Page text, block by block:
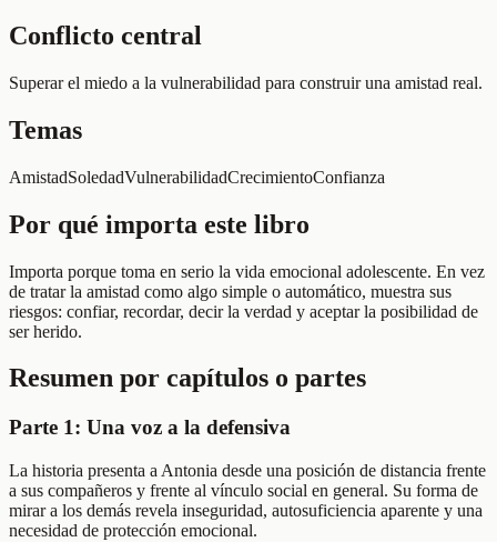
Conflicto central
Superar el miedo a la vulnerabilidad para construir una amistad real.
Temas
AmistadSoledadVulnerabilidadCrecimientoConfianza
Por qué importa este libro
Importa porque toma en serio la vida emocional adolescente. En vez
de tratar la amistad como algo simple o automático, muestra sus
riesgos: confiar, recordar, decir la verdad y aceptar la posibilidad de
ser herido.
Resumen por capítulos o partes
Parte 1: Una voz a la defensiva
La historia presenta a Antonia desde una posición de distancia frente
a sus compañeros y frente al vínculo social en general. Su forma de
mirar a los demás revela inseguridad, autosuficiencia aparente y una
necesidad de protección emocional.